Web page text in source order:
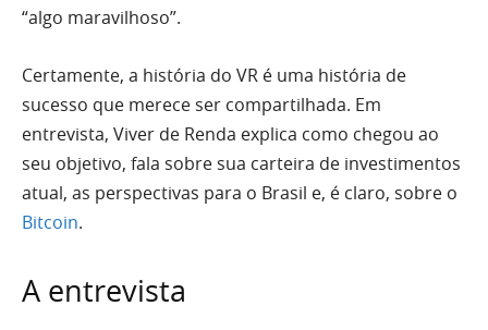
“algo maravilhoso”.
Certamente, a história do VR é uma história de
sucesso que merece ser compartilhada. Em
entrevista, Viver de Renda explica como chegou ao
seu objetivo, fala sobre sua carteira de investimentos
atual, as perspectivas para o Brasil e, é claro, sobre o
Bitcoin.
A entrevista